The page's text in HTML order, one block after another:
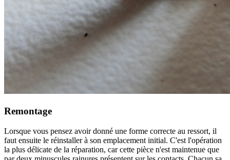
Remontage
Lorsque vous pensez avoir donné une forme correcte au ressort, il
faut ensuite le réinstaller à son emplacement initial. C'est l'opération
la plus délicate de la réparation, car cette pièce n'est maintenue que